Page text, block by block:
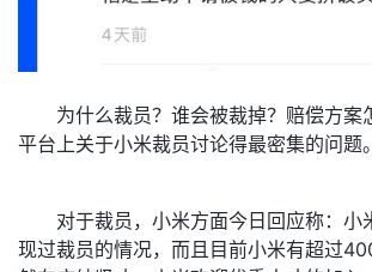
为什么裁员？谁会被裁掉？赔偿方案
平台上关于小米裁员讨论得最密集的问题。
对于裁员，小米方面今日回应称：小
现过裁员的情况，而且目前小米有超过